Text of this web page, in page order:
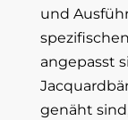
und
angepasst
genäht